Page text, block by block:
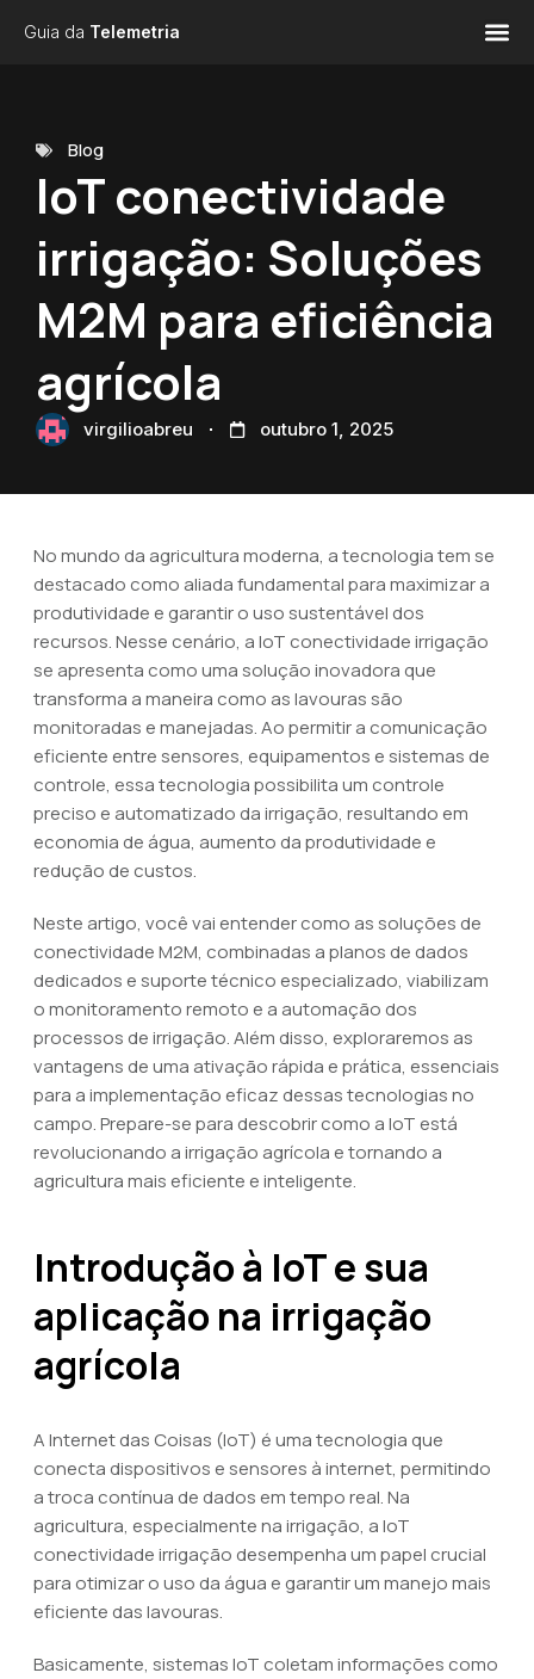
Guia da Telemetria
Blog
IoT conectividade
irrigação: Soluções
M2M para eficiência
agrícola
virgilioabreu outubro 1, 2025
No mundo da agricultura moderna, a tecnologia tem se
destacado como aliada fundamental para maximizar a
produtividade e garantir o uso sustentável dos
recursos. Nesse cenário, a IoT conectividade irrigação
se apresenta como uma solução inovadora que
transforma a maneira como as lavouras são
monitoradas e manejadas. Ao permitir a comunicação
eficiente entre sensores, equipamentos e sistemas de
controle, essa tecnologia possibilita um controle
preciso e automatizado da irrigação, resultando em
economia de água, aumento da produtividade e
redução de custos.
Neste artigo, você vai entender como as soluções de
conectividade M2M, combinadas a planos de dados
dedicados e suporte técnico especializado, viabilizam
o monitoramento remoto e a automação dos
processos de irrigação. Além disso, exploraremos as
vantagens de uma ativação rápida e prática, essenciais
para a implementação eficaz dessas tecnologias no
campo. Prepare-se para descobrir como a IoT está
revolucionando a irrigação agrícola e tornando a
agricultura mais eficiente e inteligente.
Introdução à IoT e sua
aplicação na irrigação
agrícola
A Internet das Coisas (IoT) é uma tecnologia que
conecta dispositivos e sensores à internet, permitindo
a troca contínua de dados em tempo real. Na
agricultura, especialmente na irrigação, a IoT
conectividade irrigação desempenha um papel crucial
para otimizar o uso da água e garantir um manejo mais
eficiente das lavouras.
Basicamente, sistemas IoT coletam informações como